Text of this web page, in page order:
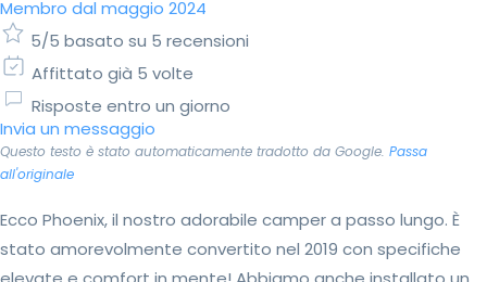
Membro dal maggio 2024
5/5 basato su 5 recensioni
Affittato già 5 volte
Risposte entro un giorno
Invia un messaggio
Questo testo è stato automaticamente tradotto da Google. Passa
all'originale
Ecco Phoenix, il nostro adorabile camper a passo lungo. È
stato amorevolmente convertito nel 2019 con specifiche